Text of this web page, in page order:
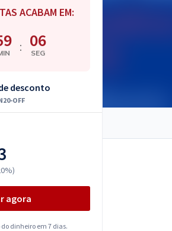
ACABAM EM:
: 05
SEG
desconto
OFF
agora
dinheiro em 7 dias.